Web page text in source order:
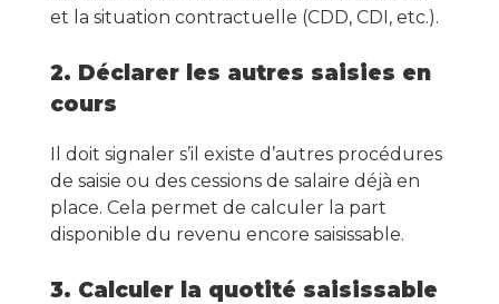
et la situation contractuelle (CDD, CDI, etc.).
2. Déclarer les autres saisies en
cours
Il doit signaler s’il existe d’autres procédures
de saisie ou des cessions de salaire déjà en
place. Cela permet de calculer la part
disponible du revenu encore saisissable.
3. Calculer la quotité saisissable